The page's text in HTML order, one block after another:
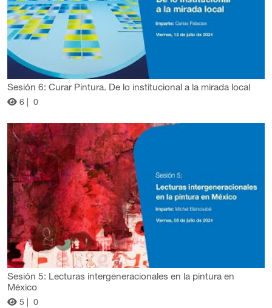
Sesión 6: Curar Pintura. De lo institucional a la mirada local
6 | 0
Sesión 5: Lecturas intergeneracionales en la pintura en
México
5 | 0